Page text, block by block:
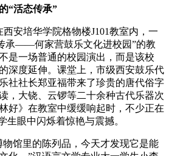
大国保险
播 节目单 栏目 片库 热播榜
“活态传承”
西安培华学院格物楼J101教室内，一
承——何家营鼓乐文化进校园”的教
是一场普通的校园演出，而是该校
深度延伸。课堂上，市级西安鼓乐代
社社长郑亚福带来了珍贵的唐代俗字
，大铙、云锣等二十余种古代乐器次
好》在教室中缓缓响起时，不少正在
生眼中闪烁着惊艳与震撼。
物馆里的陈列品，今天才发现它是能